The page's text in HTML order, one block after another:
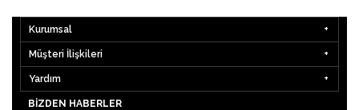
Kurumsal
Müşteri İlişkileri
Yardım
BIZDEN HABERLER